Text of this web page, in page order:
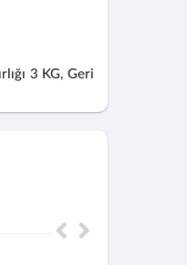
3 KG, Geri